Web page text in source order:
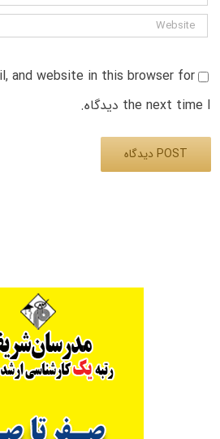
and website in this browser for
the next time I دیدگاه.